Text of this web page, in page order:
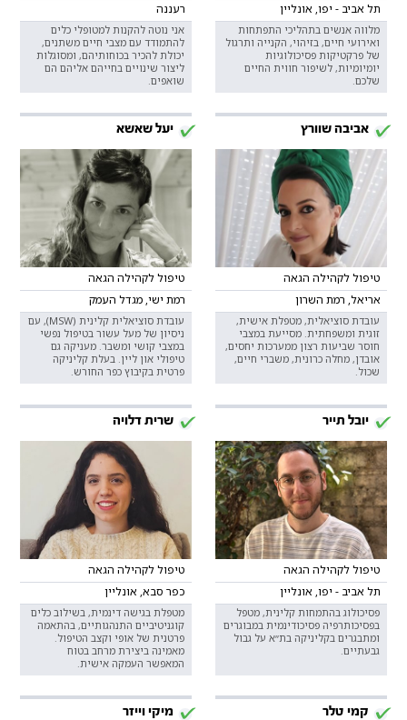
תל אביב - יפו, אונליין
מלווה אנשים בתהליכי התפתחות
ואירועי חיים, בזיהוי, הקנייה ותרגול
של פרקטיקות פסיכולוגיות
יומיומיות, לשיפור חווית החיים
שלכם.
רעננה
אני נוטה להקנות למטופלי כלים
להתמודד עם מצבי חיים משתנים,
יכולת להכיר בכוחותיהם, ומסוגלות
ליצור שינויים בחייהם אליהם הם
שואפים.
אביבה שוורץ
טיפול לקהילה הגאה
אריאל, רמת השרון
עובדת סוציאלית, מטפלת אישית,
זוגית ומשפחתית. מסייעת במצבי
חוסר שביעות רצון ממערכות יחסים,
אובדן, מחלה כרונית, משברי חיים,
שכול.
יעל שאשא
טיפול לקהילה הגאה
רמת ישי, מגדל העמק
עובדת סוציאלית קלינית (MSW), עם
ניסיון של מעל עשור בטיפול נפשי
במצבי קושי ומשבר. מעניקה גם
טיפולי און ליין. בעלת קליניקה
פרטית בקיבוץ כפר החורש.
יובל תייר
טיפול לקהילה הגאה
תל אביב - יפו, אונליין
פסיכולוג בהתמחות קלינית, מטפל
בפסיכותרפיה פסיכודינמית במבוגרים
ומתבגרים בקליניקה בת״א על גבול
גבעתיים.
שרית דלויה
טיפול לקהילה הגאה
כפר סבא, אונליין
מטפלת בגישה דינמית, בשילוב כלים
קוגניטיביים התנהגותיים, בהתאמה
פרטנית של אופי וקצב הטיפול.
מאמינה ביצירת מרחב בטוח
המאפשר העמקה אישית.
קמי טלר מיקי וייזר